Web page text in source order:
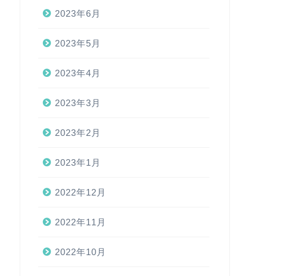
2023年6月
2023年5月
2023年4月
2023年3月
2023年2月
2023年1月
2022年12月
2022年11月
2022年10月